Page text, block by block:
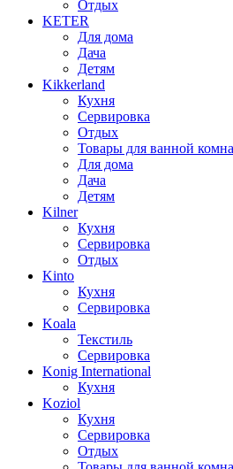
Отдых
KETER
Для дома
Дача
Детям
Kikkerland
Кухня
Сервировка
Отдых
Товары для ванной
Для дома
Дача
Детям
Kilner
Кухня
Сервировка
Отдых
Kinto
Кухня
Сервировка
Koala
Текстиль
Сервировка
Konig International
Кухня
Koziol
Кухня
Сервировка
Отдых